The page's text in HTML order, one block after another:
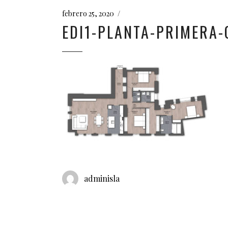
febrero 25, 2020
EDI1-PLANTA-
adminisla